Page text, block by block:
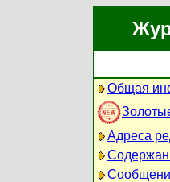
Общая
Адреса